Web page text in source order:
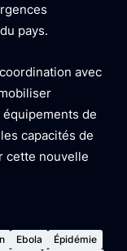
pays.
avec
de
capacités de
cette nouvelle
Ebola
Épidémie